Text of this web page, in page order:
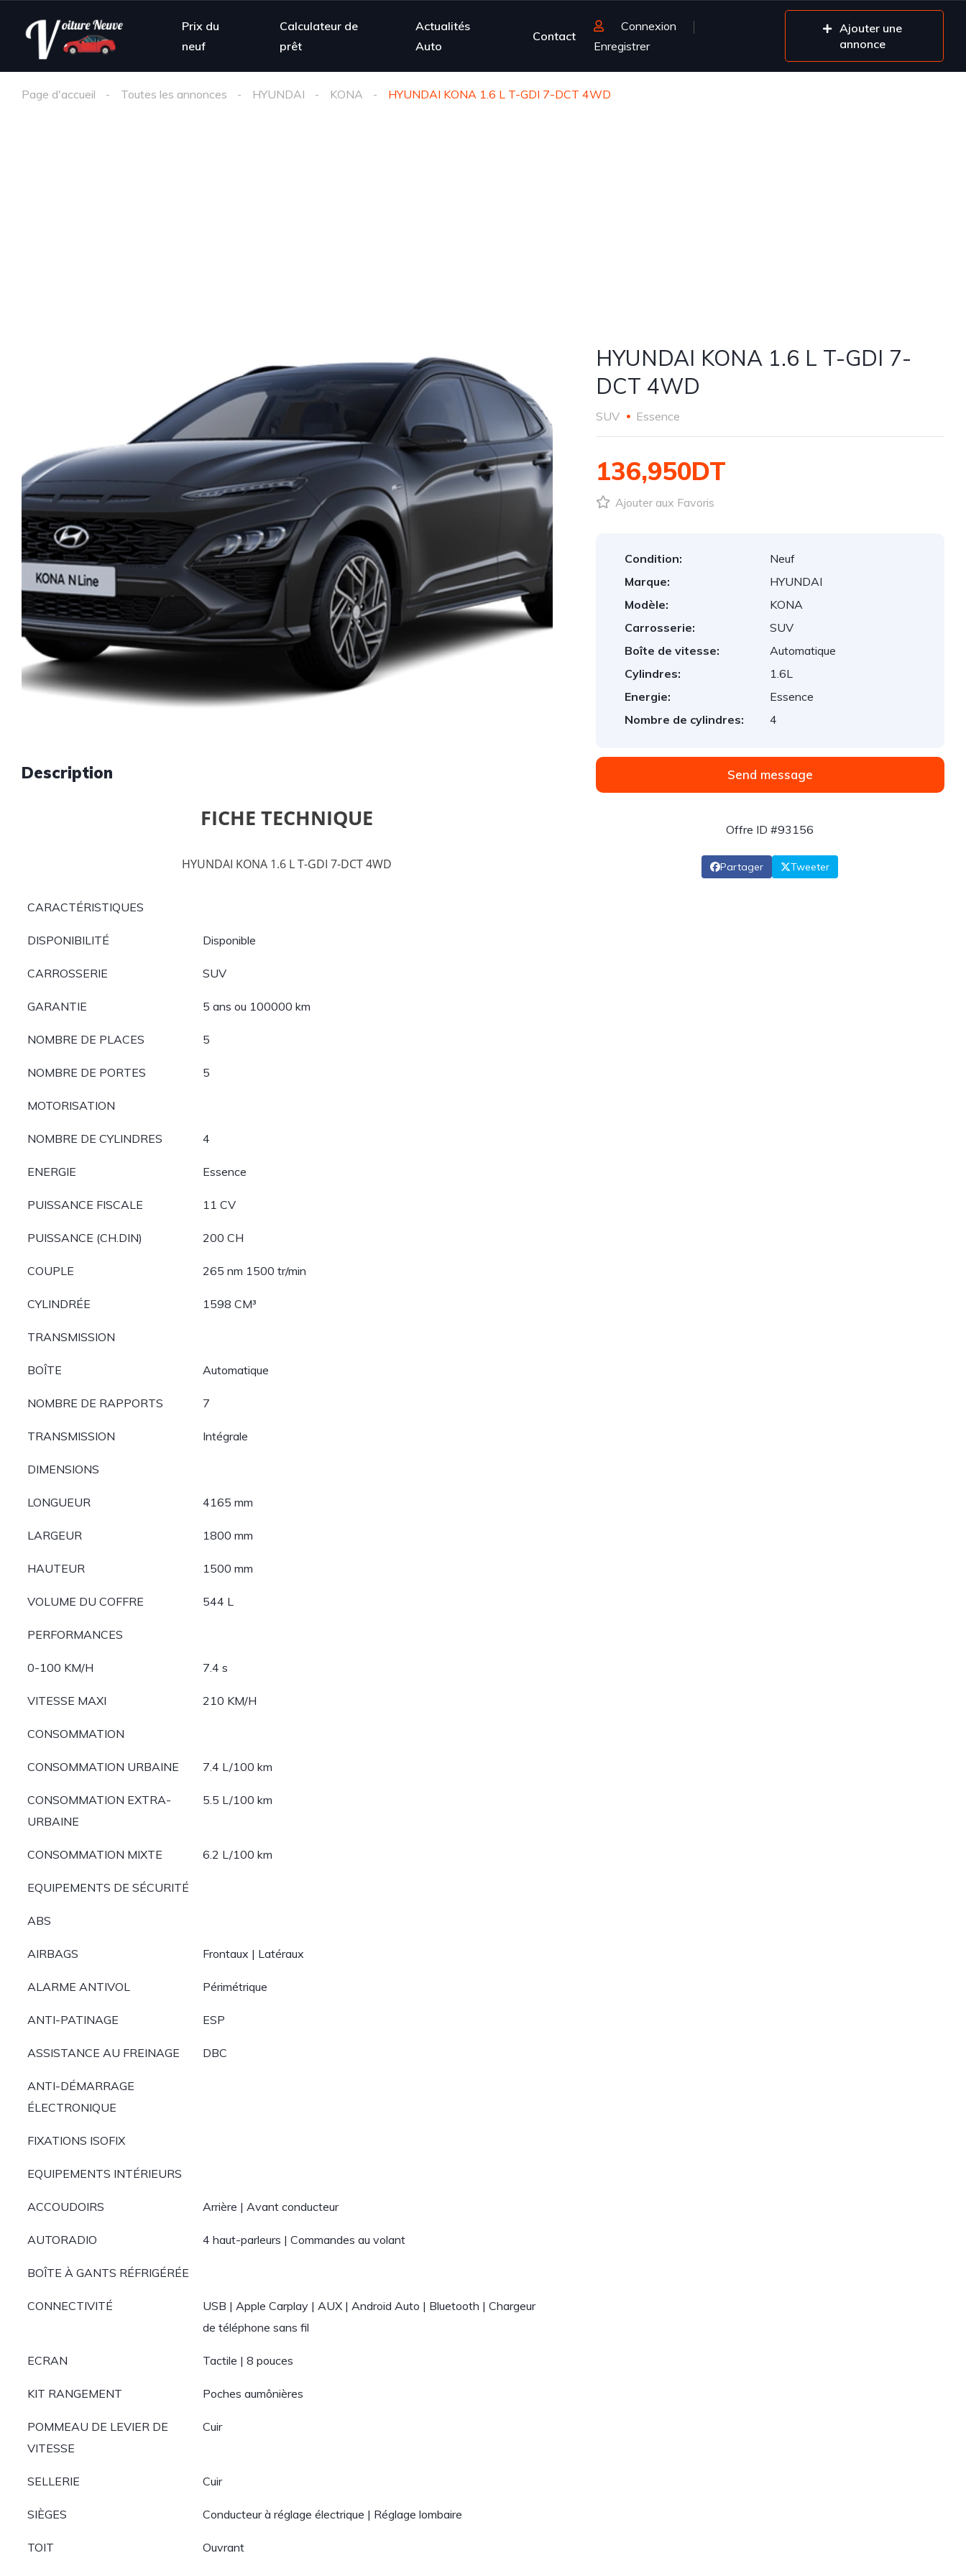
Prix du
neuf
Calculateur de
prêt
Actualités
Auto
Contact
Connexion
Enregistrer
Ajouter une
annonce
Page d'accueil Toutes les annonces HYUNDAI KONA HYUNDAI KONA 1.6 L T-GDI 7-DCT 4WD
Description
FICHE TECHNIQUE
HYUNDAI KONA 1.6 L T-GDI 7-DCT 4WD
CARACTÉRISTIQUES
DISPONIBILITÉ Disponible
CARROSSERIE SUV
GARANTIE 5 ans ou 100000 km
NOMBRE DE PLACES 5
NOMBRE DE PORTES 5
MOTORISATION
NOMBRE DE CYLINDRES 4
ENERGIE Essence
PUISSANCE FISCALE 11 CV
PUISSANCE (CH.DIN) 200 CH
COUPLE 265 nm 1500 tr/min
CYLINDRÉE 1598 CM³
TRANSMISSION
BOÎTE Automatique
NOMBRE DE RAPPORTS 7
TRANSMISSION Intégrale
DIMENSIONS
LONGUEUR 4165 mm
LARGEUR 1800 mm
HAUTEUR 1500 mm
VOLUME DU COFFRE 544 L
PERFORMANCES
0-100 KM/H 7.4 s
VITESSE MAXI 210 KM/H
CONSOMMATION
CONSOMMATION URBAINE 7.4 L/100 km
CONSOMMATION EXTRA-
URBAINE
5.5 L/100 km
CONSOMMATION MIXTE 6.2 L/100 km
EQUIPEMENTS DE SÉCURITÉ
ABS
AIRBAGS Frontaux | Latéraux
ALARME ANTIVOL Périmétrique
ANTI-PATINAGE ESP
ASSISTANCE AU FREINAGE DBC
ANTI-DÉMARRAGE
ÉLECTRONIQUE
FIXATIONS ISOFIX
EQUIPEMENTS INTÉRIEURS
ACCOUDOIRS Arrière | Avant conducteur
AUTORADIO 4 haut-parleurs | Commandes au volant
BOÎTE À GANTS RÉFRIGÉRÉE
CONNECTIVITÉ
USB | Apple Carplay | AUX | Android Auto | Bluetooth | Chargeur
de téléphone sans fil
ECRAN Tactile | 8 pouces
KIT RANGEMENT Poches aumônières
POMMEAU DE LEVIER DE
VITESSE
Cuir
SELLERIE Cuir
SIÈGES Conducteur à réglage électrique | Réglage lombaire
TOIT Ouvrant
HYUNDAI KONA 1.6 L T-GDI 7-
DCT 4WD
SUV Essence
136,950DT
Ajouter aux Favoris
Condition:
Neuf
Marque:
HYUNDAI
Modèle:
KONA
Carrosserie:
SUV
Boîte de vitesse:
Automatique
Cylindres:
1.6L
Energie:
Essence
Nombre de cylindres:
4
Send message
Offre ID #93156
Partager Tweeter